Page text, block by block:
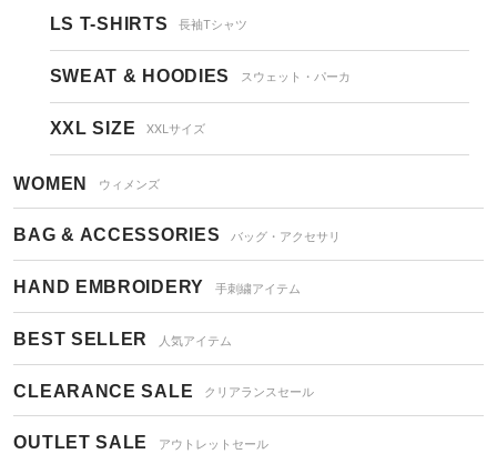
LS T-SHIRTS 長袖Tシャツ
SWEAT & HOODIES スウェット・パーカ
XXL SIZE XXLサイズ
WOMEN ウィメンズ
BAG & ACCESSORIES バッグ・アクセサリ
HAND EMBROIDERY 手刺繍アイテム
BEST SELLER 人気アイテム
CLEARANCE SALE クリアランスセール
OUTLET SALE アウトレットセール